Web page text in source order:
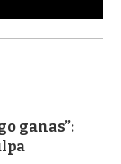
ganas”: